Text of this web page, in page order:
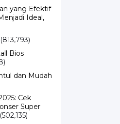
yang Efektif
Ideal,
(813,793)
Bios
dan Mudah
Cek
Super
(502,135)